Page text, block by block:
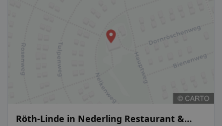
Röth-Linde in Nederling Restaurant &